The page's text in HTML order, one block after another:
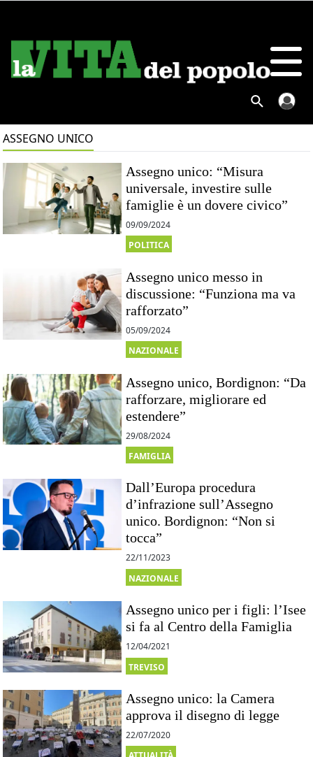
ASSEGNO UNICO
Assegno unico: “Misura
universale, investire sulle
famiglie è un dovere civico”
09/09/2024
POLITICA
Assegno unico messo in
discussione: “Funziona ma va
rafforzato”
05/09/2024
NAZIONALE
Assegno unico, Bordignon: “Da
rafforzare, migliorare ed
estendere”
29/08/2024
FAMIGLIA
Dall’Europa procedura
d’infrazione sull’Assegno
unico. Bordignon: “Non si
tocca”
22/11/2023
NAZIONALE
Assegno unico per i figli: l’Isee
si fa al Centro della Famiglia
12/04/2021
TREVISO
Assegno unico: la Camera
approva il disegno di legge
22/07/2020